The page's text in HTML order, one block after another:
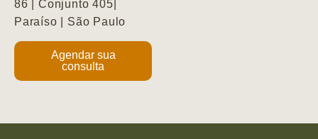
86 | Conjunto 405|
Paraíso | São Paulo
Agendar sua
consulta